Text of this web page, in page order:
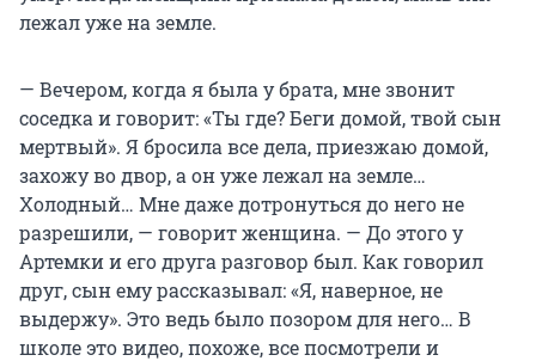
лежал уже на земле.
— Вечером, когда я была у брата, мне звонит
соседка и говорит: «Ты где? Беги домой, твой сын
мертвый». Я бросила все дела, приезжаю домой,
захожу во двор, а он уже лежал на земле…
Холодный… Мне даже дотронуться до него не
разрешили, — говорит женщина. — До этого у
Артемки и его друга разговор был. Как говорил
друг, сын ему рассказывал: «Я, наверное, не
выдержу». Это ведь было позором для него… В
школе это видео, похоже, все посмотрели и